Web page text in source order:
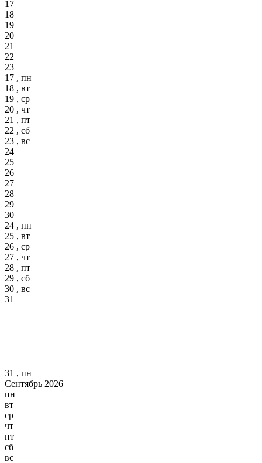
17
18
19
20
21
22
23
17 , пн
18 , вт
19 , ср
20 , чт
21 , пт
22 , сб
23 , вс
24
25
26
27
28
29
30
24 , пн
25 , вт
26 , ср
27 , чт
28 , пт
29 , сб
30 , вс
31
31 , пн
Сентябрь 2026
пн
вт
ср
чт
пт
сб
вс